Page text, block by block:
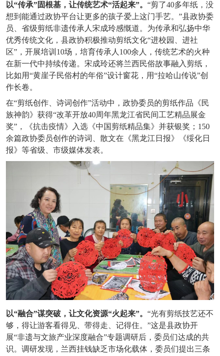
以“传承”固根基，让传统艺术“活起来”。 “剪了40多年纸，没
想到能通过政协平台让更多的孩子爱上这门手艺。”县政协委
员、省级剪纸非遗传承人宋成玲感慨道。为传承和弘扬中华
优秀传统文化，县政协积极推动剪纸文化“进校园、进社
区”，开展培训10场，培育传承人100余人，传统艺术的火种
在新一代中持续传递。宋成玲还将兰西民俗故事融入剪纸，
比如用“黄崖子民俗村的年俗”设计窗花，用“拉哈山传说”创
作长卷。
在“剪纸创作、诗词创作”活动中，政协委员的剪纸作品《民
族神韵》获得“改革开放40周年黑龙江省民间工艺精品展金
奖”，《抗击疫情》入选《中国剪纸精品集》并获银奖；150
余篇政协委员创作的诗词、散文在《黑龙江日报》《绥化日
报》等省级、市级媒体发表。
以“融合”谋突破，让文化资源“火起来”。 “光有剪纸技艺还不
够，得让游客看得见、带得走、记得住。”这是县政协开
展“非遗与文旅产业深度融合”专题调研后，委员们达成的共
识。调研发现，兰西挂钱缺乏市场化载体，委员们提出三条